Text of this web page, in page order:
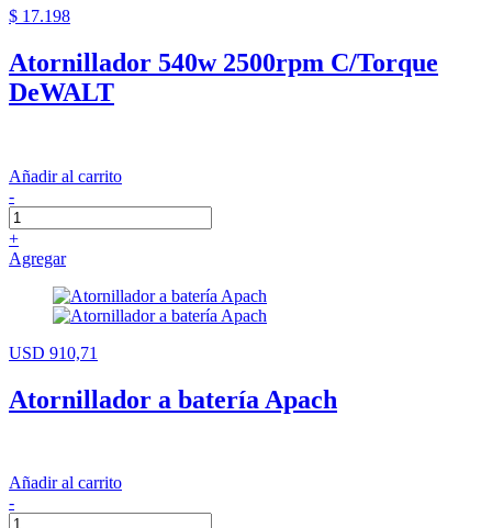
$ 17.198
Atornillador 540w 2500rpm C/Torque
DeWALT
Añadir al carrito
-
+
Agregar
USD 910,71
Atornillador a batería Apach
Añadir al carrito
-